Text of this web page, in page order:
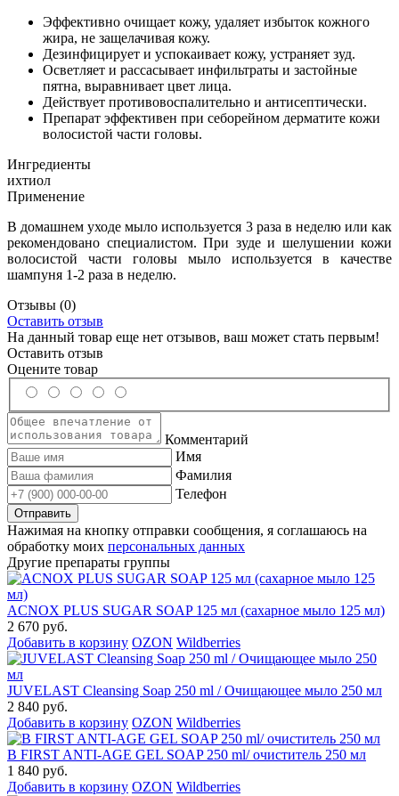
Эффективно очищает кожу, удаляет избыток кожного
жира, не защелачивая кожу.
Дезинфицирует и успокаивает кожу, устраняет зуд.
Осветляет и рассасывает инфильтраты и застойные
пятна, выравнивает цвет лица.
Действует противовоспалительно и антисептически.
Препарат эффективен при себорейном дерматите кожи
волосистой части головы.
Ингредиенты
ихтиол
Применение
В домашнем уходе мыло используется 3 раза в неделю или как
рекомендовано специалистом. При зуде и шелушении кожи
волосистой части головы мыло используется в качестве
шампуня 1-2 раза в неделю.
Отзывы (0)
Оставить отзыв
На данный товар еще нет отзывов, ваш может стать первым!
Оставить отзыв
Оцените товар
Комментарий
Имя
Фамилия
Телефон
Нажимая на кнопку отправки сообщения, я соглашаюсь на
обработку моих персональных данных
Другие препараты группы
ACNOX PLUS SUGAR SOAP 125 мл (cахарное мыло 125 мл)
2 670 руб.
Добавить в корзину OZON Wildberries
JUVELAST Cleansing Soap 250 ml / Очищающее мыло 250 мл
2 840 руб.
Добавить в корзину OZON Wildberries
B FIRST ANTI-AGE GEL SOAP 250 ml/ очиститель 250 мл
1 840 руб.
Добавить в корзину OZON Wildberries